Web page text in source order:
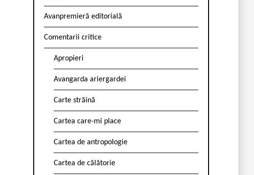
Avanpremieră editorială
Comentarii critice
Apropieri
Avangarda ariergardei
Carte străină
Cartea care-mi place
Cartea de antropologie
Cartea de călătorie